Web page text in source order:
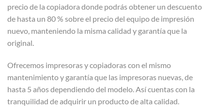
precio de la copiadora donde podrás obtener un descuento
de hasta un 80 % sobre el precio del equipo de impresión
nuevo, manteniendo la misma calidad y garantía que la
original.
Ofrecemos impresoras y copiadoras con el mismo
mantenimiento y garantía que las impresoras nuevas, de
hasta 5 años dependiendo del modelo. Así cuentas con la
tranquilidad de adquirir un producto de alta calidad.